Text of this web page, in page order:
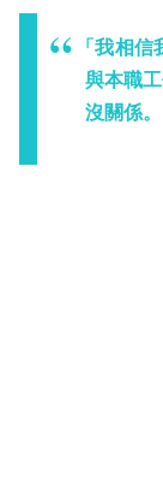
「我相
與本職
沒關係。